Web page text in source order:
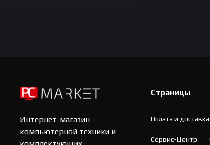
Интернет-магазин
компьютерной техники и
Страницы
Оплата и доставка
Сервис-Центр